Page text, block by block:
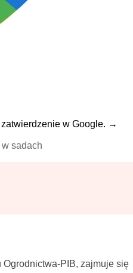
w Google. →
sadach
PIB, zajmuje się